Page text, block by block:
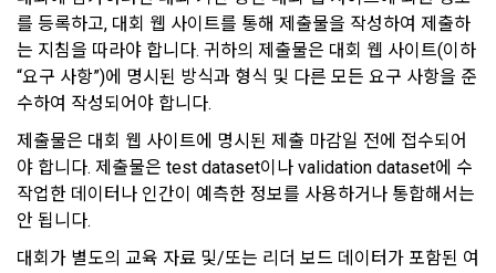
“회원”에게 통지함으로써 이용계약이 성립된다.
5. “회원”은 이용계약 성립 후, 당사의 동의 없이 임의로 회원 ID
를 변경할 수 없다.
6. 약관 및 실정법 위반 시 “회원”의 서비스 이용 제약이 생길 수
있다.
제 6 조 (개인정보)
령 및 본 약관에서 정한 바에 의한다.
에 대해 동의를 하고 직접 정보를 입력하는 경우, 해당 개인정보
를 수집
문의 등의 방법으로 수집
3) 운영자를 통한 문의 과정에서 웹페이지, 메일, 팩스, 전화 등
을 통해 이용자의 개인정보가 수집
를 등록하고, 대회 웹 사이트를 통해 제출물을 작성하여 제출하
는 지침을 따라야 합니다. 귀하의 제출물은 대회 웹 사이트(이하
“요구 사항”)에 명시된 방식과 형식 및 다른 모든 요구 사항을 준
수하여 작성되어야 합니다.
제출물은 대회 웹 사이트에 명시된 제출 마감일 전에 접수되어
야 합니다. 제출물은 test dataset이나 validation dataset에 수
작업한 데이터나 인간이 예측한 정보를 사용하거나 통합해서는
안 됩니다.
대회가 별도의 교육 자료 및/또는 리더 보드 데이터가 포함된 여